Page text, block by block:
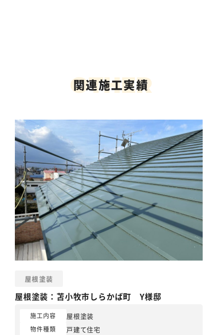
OTHER
関連施工実績
屋根塗装
屋根塗装 ：苫小牧市しらかば町 Y様邸
施工内容 屋根塗装
物件種類 戸建て住宅